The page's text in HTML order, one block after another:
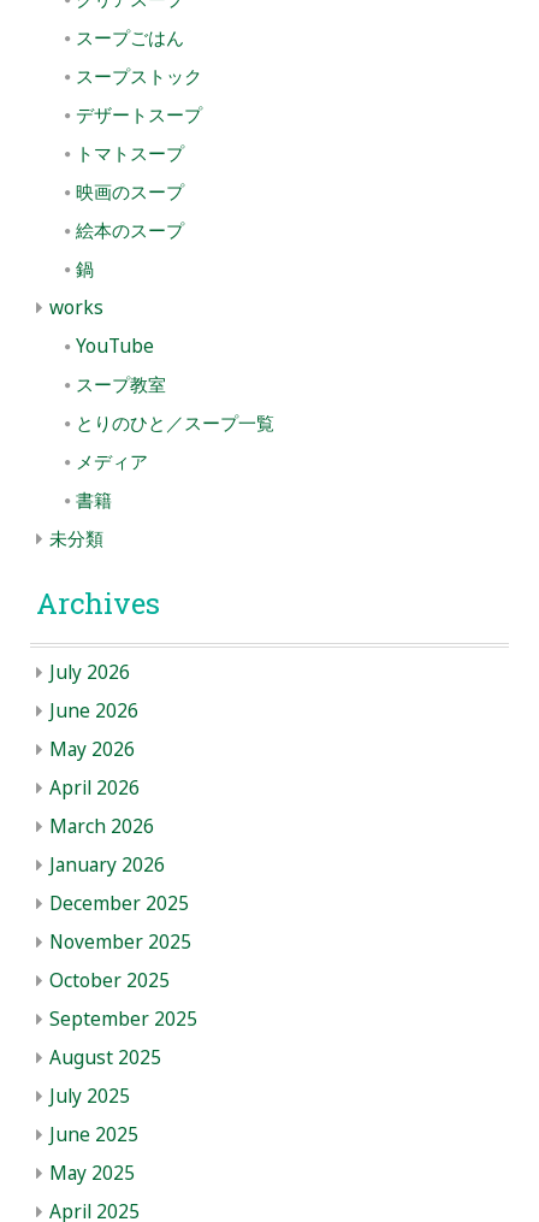
スープごはん
スープストック
デザートスープ
トマトスープ
映画のスープ
絵本のスープ
鍋
works
YouTube
スープ教室
とりのひと／スープ一覧
メディア
書籍
未分類
Archives
July 2026
June 2026
May 2026
April 2026
March 2026
January 2026
December 2025
November 2025
October 2025
September 2025
August 2025
July 2025
June 2025
May 2025
April 2025